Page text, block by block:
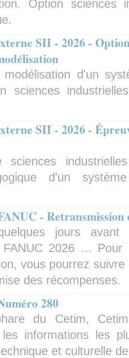
Option sciences
SII - 2026 -
modélisation d'un
sciences
SII - 2026 -
sciences
d'un
- Retransmission
jours
FANUC 2026 ...
vous pourrez
des récompenses.
280
du Cetim,
informations les
et culturelle